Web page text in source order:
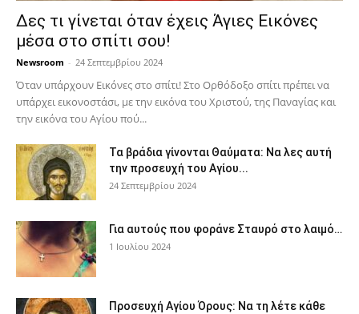
Δες τι γίνεται όταν έχεις Άγιες Εικόνες
μέσα στο σπίτι σου!
Newsroom - 24 Σεπτεμβρίου 2024
Όταν υπάρχουν Εικόνες στο σπίτι! Στο Ορθόδοξο σπίτι πρέπει να
υπάρχει εικονοστάσι, με την εικόνα του Χριστού, της Παν­αγίας και
την εικόνα του Αγίου πού...
Τα βράδια γίνονται Θαύματα: Να λες αυτή
την προσευχή του Αγίου...
24 Σεπτεμβρίου 2024
Για αυτούς που φοράνε Σταυρό στο λαιμό…
1 Ιουλίου 2024
Προσευχή Αγίου Όρους: Να τη λέτε κάθε